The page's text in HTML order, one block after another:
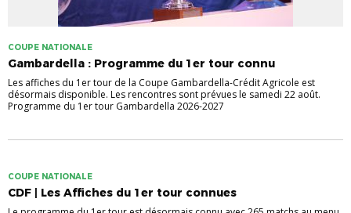
COUPE NATIONALE
Gambardella : Programme du 1er tour connu
Les affiches du 1er tour de la Coupe Gambardella-Crédit Agricole est
désormais disponible. Les rencontres sont prévues le samedi 22 août.
Programme du 1er tour Gambardella 2026-2027
COUPE NATIONALE
CDF | Les Affiches du 1er tour connues